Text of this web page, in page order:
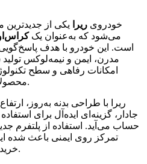
خودروی ریرا
یکی از
می‌شود که به‌عنوان یک
است. این خودرو با هدف
مدرن، ایمن و نیمه‌لوکس
امکانات رفاهی و سطح
محصولات قبلی ایران‌خودرو قرار دارد.
ریرا با طراحی بدنه به‌روز،
جادار، گزینه‌ای ایده‌آل برای
حساب می‌آید. استفاده از پلتفرم
تمرکز روی ایمنی باعث شده
خریداران و بازار را به خود جلب کند.